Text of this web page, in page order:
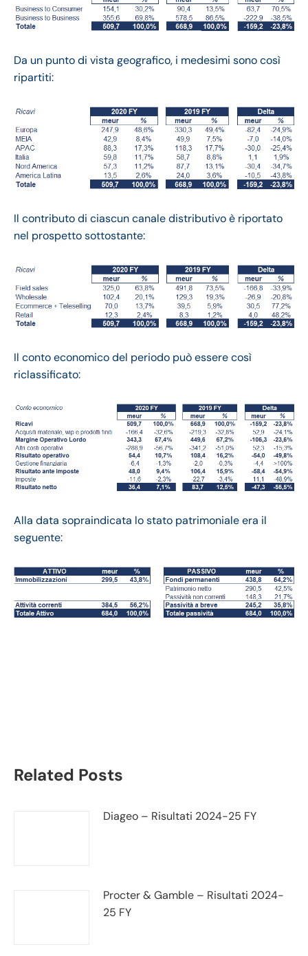
Da un punto di vista geografico, i medesimi sono così
ripartiti:
Il contributo di ciascun canale distributivo è riportato
nel prospetto sottostante:
Il conto economico del periodo può essere così
riclassificato:
Alla data sopraindicata lo stato patrimoniale era il
seguente:
Related Posts
Diageo – Risultati 2024-25 FY
Procter & Gamble – Risultati 2024-
25 FY